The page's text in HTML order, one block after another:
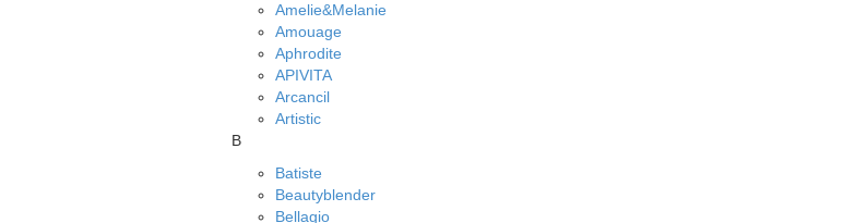
Amelie&Melanie
Amouage
Aphrodite
APIVITA
Arcancil
Artistic
B
Batiste
Beautyblender
Bellagio